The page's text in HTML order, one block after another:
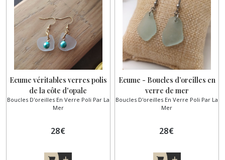
Ecume véritables verres polis
de la côte d'opale
Boucles D'oreilles En Verre Poli Par La
Mer
28€
Ecume - Boucles d’oreilles en
verre de mer
Boucles D'oreilles En Verre Poli Par La
Mer
28€